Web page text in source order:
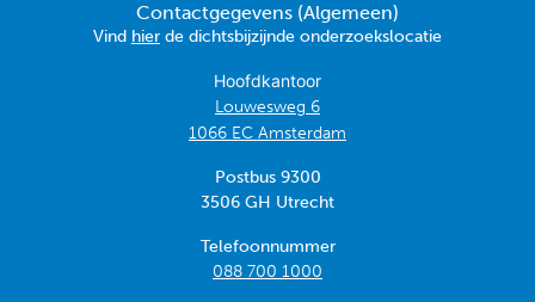
Contactgegevens (Algemeen)
Vind hier de dichtsbijzijnde onderzoekslocatie
Hoofdkantoor
Louwesweg 6
1066 EC Amsterdam
Postbus 9300
3506 GH Utrecht
Telefoonnummer
088 700 1000